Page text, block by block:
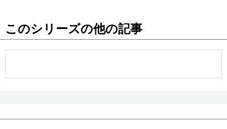
東京
このシリーズの他の記事